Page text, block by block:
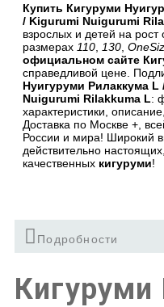
Купить Кигуруми
/ Kigurumi Nuigurumi
взрослых и детей на рост
размерах 110 130
официальном сайте
справедливой цене.
Нуигуруми Рилаккума L
Nuigurumi Rilakkuma L:
характеристики,
Доставка по Москве +,
России и мира! Широкий
действительно
качественных кигуруми!
Подробности
Кигуруми